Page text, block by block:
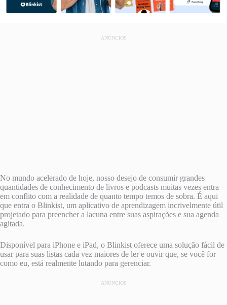
ANÚNCIOS
No mundo acelerado de hoje, nosso desejo de consumir grandes
quantidades de conhecimento de livros e podcasts muitas vezes entra
em conflito com a realidade de quanto tempo temos de sobra. É aqui
que entra o Blinkist, um aplicativo de aprendizagem incrivelmente útil
projetado para preencher a lacuna entre suas aspirações e sua agenda
agitada.
Disponível para iPhone e iPad, o Blinkist oferece uma solução fácil de
usar para suas listas cada vez maiores de ler e ouvir que, se você for
como eu, está realmente lutando para gerenciar.
ANÚNCIOS